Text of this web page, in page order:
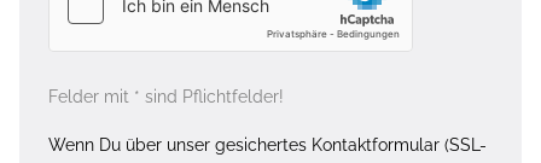
Felder mit * sind Pflichtfelder!
Wenn Du über unser gesichertes Kontaktformular (SSL-